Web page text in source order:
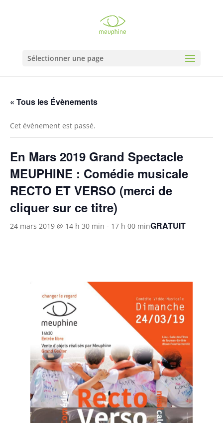
Sélectionner une page
« Tous les Évènements
Cet évènement est passé.
En Mars 2019 Grand Spectacle
MEUPHINE : Comédie musicale
RECTO ET VERSO (merci de
cliquer sur ce titre)
24 mars 2019 @ 14 h 30 min - 17 h 00 minGRATUIT